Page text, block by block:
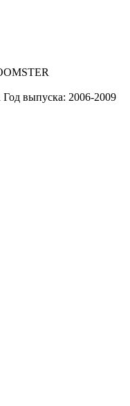
Год выпуска: 2006-2009